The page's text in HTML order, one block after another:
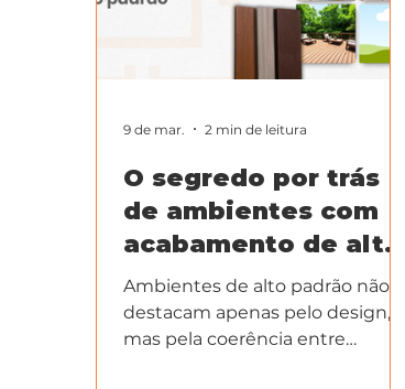
O segredo por trás
de ambientes com
acabamento de alto
padrão
Ambientes de alto padrão não se
destacam apenas pelo design,
mas pela coerência entre
9 de mar. 2 min de leitura